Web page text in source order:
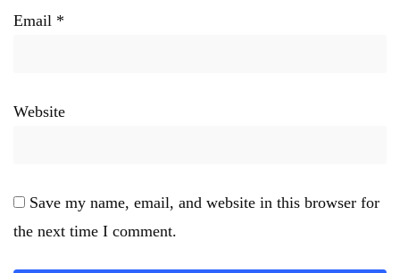
Email *
Website
Save my name, email, and website in this browser for
the next time I comment.